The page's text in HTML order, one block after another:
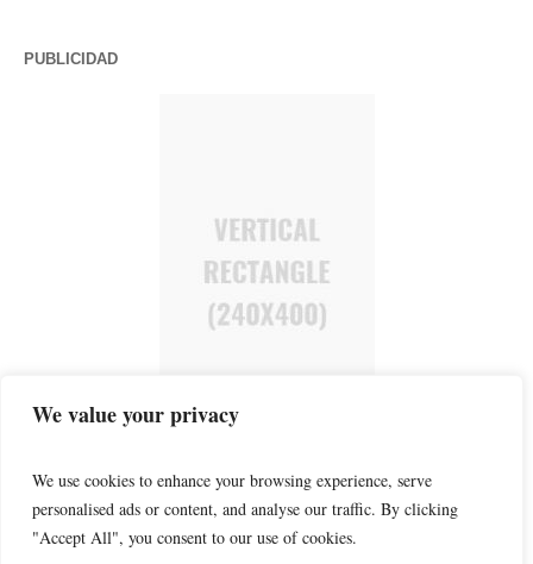
We value your privacy
We use cookies to enhance your browsing experience, serve
personalised ads or content, and analyse our traffic. By clicking
"Accept All", you consent to our use of cookies.
PUBLICIDAD